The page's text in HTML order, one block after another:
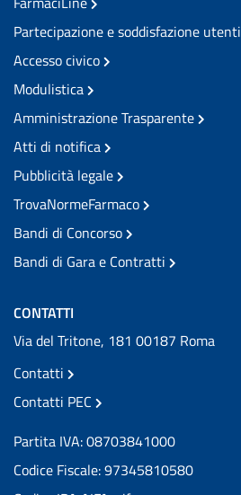
Partecipazione e soddisfazione utenti
Accesso civico
Modulistica
Amministrazione Trasparente
Atti di notifica
Pubblicità legale
TrovaNormeFarmaco
Bandi di Concorso
Bandi di Gara e Contratti
CONTATTI
Via del Tritone, 181 00187 Roma
Contatti
Contatti PEC
Partita IVA: 08703841000
Codice Fiscale: 97345810580